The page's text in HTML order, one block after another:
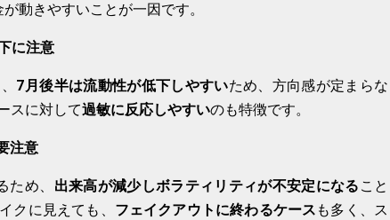
動きやすいことが一因です。
に注意
7月後半は流動性が低下しやすいため、方向感が定まらな
スに対して過敏に反応しやすいのも特徴です。
注意
め、 出来高が減少しボラティリティが不安定になる こと
クに見えても、 フェイクアウトに終わるケース も多く、ス